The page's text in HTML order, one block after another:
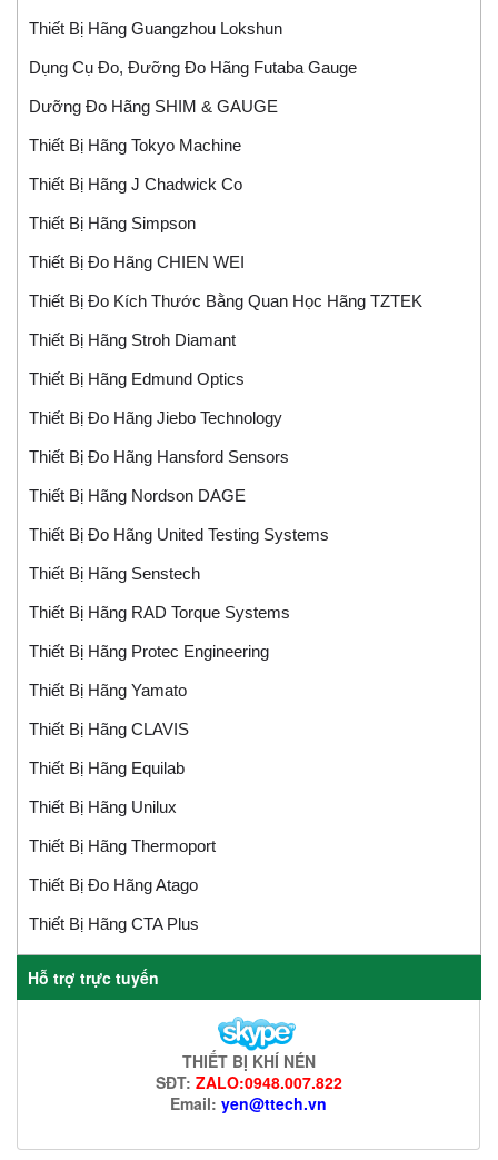
Thiết Bị Hãng Guangzhou Lokshun
Dụng Cụ Đo, Đưỡng Đo Hãng Futaba Gauge
Dưỡng Đo Hãng SHIM & GAUGE
Thiết Bị Hãng Tokyo Machine
Thiết Bị Hãng J Chadwick Co
Thiết Bị Hãng Simpson
Thiết Bị Đo Hãng CHIEN WEI
Thiết Bị Đo Kích Thước Bằng Quan Học Hãng TZTEK
Thiết Bị Hãng Stroh Diamant
Thiết Bị Hãng Edmund Optics
Thiết Bị Đo Hãng Jiebo Technology
Thiết Bị Đo Hãng Hansford Sensors
Thiết Bị Hãng Nordson DAGE
Thiết Bị Đo Hãng United Testing Systems
Thiết Bị Hãng Senstech
Thiết Bị Hãng RAD Torque Systems
Thiết Bị Hãng Protec Engineering
Thiết Bị Hãng Yamato
Thiết Bị Hãng CLAVIS
Thiết Bị Hãng Equilab
Thiết Bị Hãng Unilux
Thiết Bị Hãng Thermoport
Thiết Bị Đo Hãng Atago
Thiết Bị Hãng CTA Plus
Hỗ trợ trực tuyến
THIẾT BỊ KHÍ NÉN
SĐT: ZALO:0948.007.822
Email: yen@ttech.vn